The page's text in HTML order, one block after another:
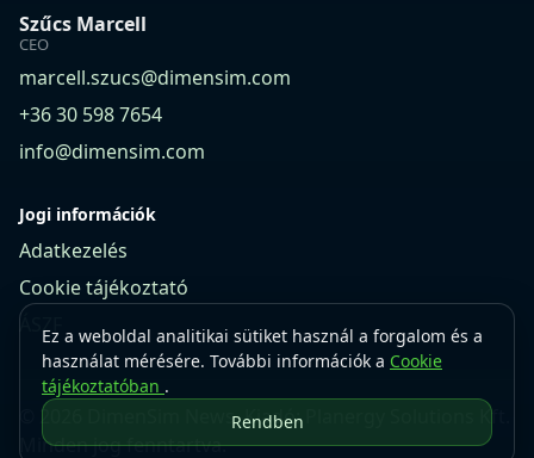
Ez a weboldal analitikai sütiket használ a forgalom és a
használat mérésére. További információk a Cookie
tájékoztatóban .
Rendben
Szűcs Marcell
CEO
marcell.szucs@dimensim.com
+36 30 598 7654
info@dimensim.com
Jogi információk
Adatkezelés
Cookie tájékoztató
ÁSZF
© 2026 DimenSim News. Kiadó: Planergy Solutions Kft.
Minden jog fenntartva.